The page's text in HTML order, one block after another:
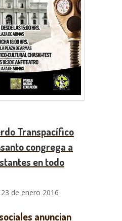
Transpacífico
congrega a
en todo
de enero 2016
anuncian